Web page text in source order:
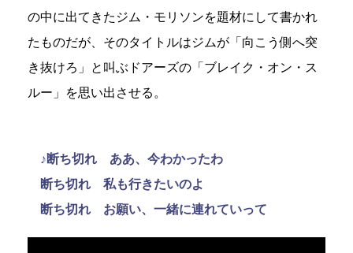
の中に出てきたジム・モリソンを題材にして書かれ
たものだが、そのタイトルはジムが「向こう側へ突
き抜けろ」と叫ぶドアーズの「ブレイク・オン・ス
ルー」を思い出させる。
♪断ち切れ ああ、今わかったわ
断ち切れ 私も行きたいのよ
断ち切れ お願い、一緒に連れていって